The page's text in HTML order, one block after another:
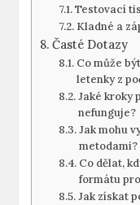
Testovací
Kladné a
Časté Dotazy
Co může
letenky z
Jaké kroky
nefunguje?
Jak mohu
metodami?
Co dělat,
formátu
Jak získat